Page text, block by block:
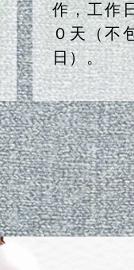
作，工作
０天（不
日）。